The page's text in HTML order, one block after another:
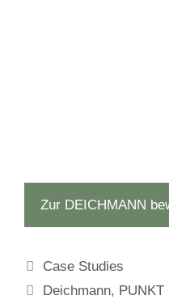
Zur DEICHMANN
Kategorien
Case Studies
Schlagwörter
Deichmann, PUNKT